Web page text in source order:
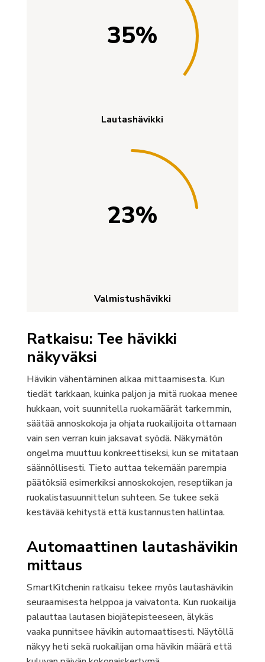
35%
Lautashävikki
23%
Valmistushävikki
Ratkaisu: Tee hävikki
näkyväksi
Hävikin vähentäminen alkaa mittaamisesta. Kun
tiedät tarkkaan, kuinka paljon ja mitä ruokaa menee
hukkaan, voit suunnitella ruokamäärät tarkemmin,
säätää annoskokoja ja ohjata ruokailijoita ottamaan
vain sen verran kuin jaksavat syödä. Näkymätön
ongelma muuttuu konkreettiseksi, kun se mitataan
säännöllisesti. Tieto auttaa tekemään parempia
päätöksiä esimerkiksi annoskokojen, reseptiikan ja
ruokalistasuunnittelun suhteen. Se tukee sekä
kestävää kehitystä että kustannusten hallintaa.
Automaattinen lautashävikin
mittaus
SmartKitchenin ratkaisu tekee myös lautashävikin
seuraamisesta helppoa ja vaivatonta. Kun ruokailija
palauttaa lautasen biojätepisteeseen, älykäs
vaaka punnitsee hävikin automaattisesti. Näytöllä
näkyy heti sekä ruokailijan oma hävikin määrä että